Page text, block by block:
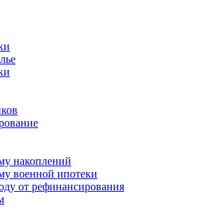
накоплений
военной ипотеки
от рефинансирования